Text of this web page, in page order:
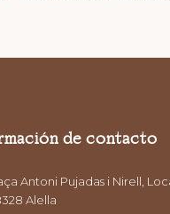
de contacto
Antoni Pujadas i Nirell,
Alella